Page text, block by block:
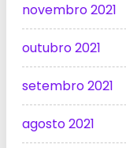
novembro 2021
outubro 2021
setembro 2021
agosto 2021